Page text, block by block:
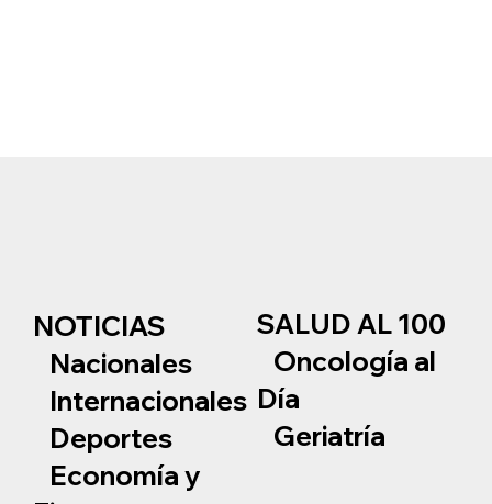
NOTICIAS
Nacionales
Internacionales
Deportes
Economía y
SALUD AL 100
Oncología al
Día
Geriatría